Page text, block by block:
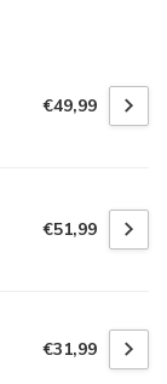
€49,99
€51,99
€31,99